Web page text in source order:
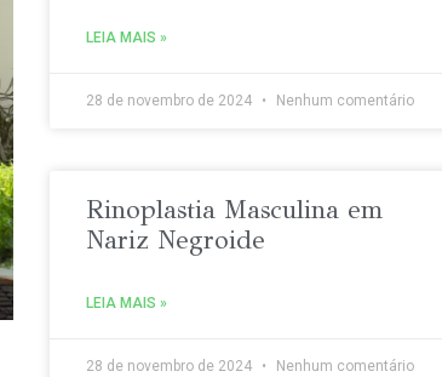
LEIA MAIS »
28 de novembro de 2024 Nenhum comentário
Rinoplastia Masculina em
Nariz Negroide
LEIA MAIS »
28 de novembro de 2024 Nenhum comentário